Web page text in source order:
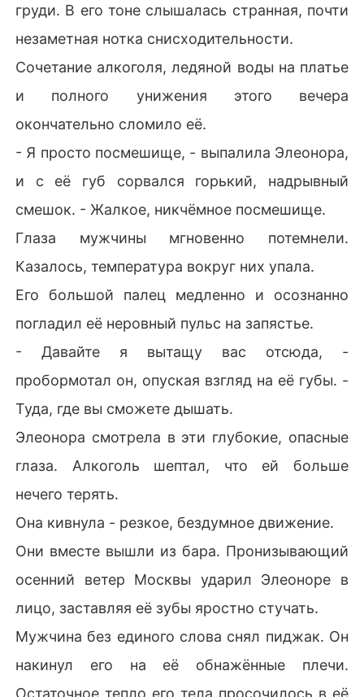
груди. В его тоне слышалась странная, почти
незаметная нотка снисходительности.
Сочетание алкоголя, ледяной воды на платье
и полного унижения этого вечера
окончательно сломило её.
- Я просто посмешище, - выпалила Элеонора,
и с её губ сорвался горький, надрывный
смешок. - Жалкое, никчёмное посмешище.
Глаза мужчины мгновенно потемнели.
Казалось, температура вокруг них упала.
Его большой палец медленно и осознанно
погладил её неровный пульс на запястье.
- Давайте я вытащу вас отсюда, -
пробормотал он, опуская взгляд на её губы. -
Туда, где вы сможете дышать.
Элеонора смотрела в эти глубокие, опасные
глаза. Алкоголь шептал, что ей больше
нечего терять.
Она кивнула - резкое, бездумное движение.
Они вместе вышли из бара. Пронизывающий
осенний ветер Москвы ударил Элеоноре в
лицо, заставляя её зубы яростно стучать.
Мужчина без единого слова снял пиджак. Он
накинул его на её обнажённые плечи.
Остаточное тепло его тела просочилось в её